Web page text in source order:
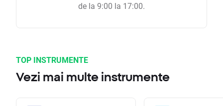
de la 9:00 la 17:00.
TOP INSTRUMENTE
Vezi mai multe instrumente